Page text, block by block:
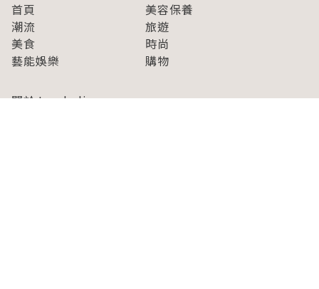
首頁
美容保養
潮流
旅遊
美食
時尚
藝能娛樂
購物
關於Japaholic